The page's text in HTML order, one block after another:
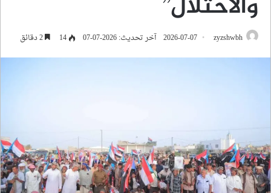
zyzshwbh
2026-07-07 آخر تحديث: 2026-07-07 14